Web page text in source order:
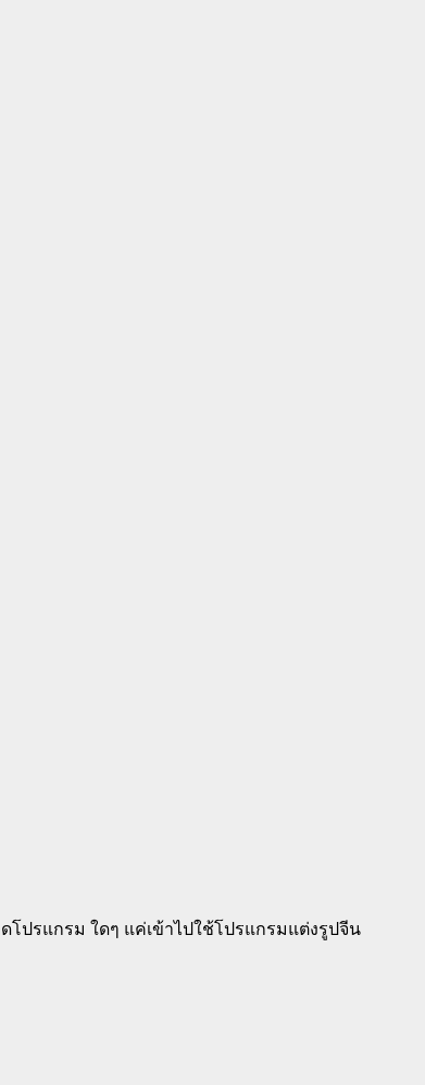
โปรแกรม ใดๆ แค่เข้าไปใช้โปรแกรมแต่งรูปจีน